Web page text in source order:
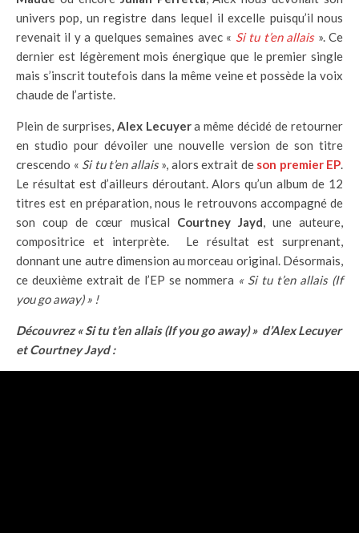
univers pop, un registre dans lequel il excelle puisqu’il nous
revenait il y a quelques semaines avec « Si tu t’en allais ». Ce
dernier est légèrement mois énergique que le premier single
mais s’inscrit toutefois dans la même veine et possède la voix
chaude de l’artiste.
Plein de surprises, Alex Lecuyera même décidé de retourner
en studio pour dévoiler une nouvelle version de son titre
crescendo « Si tu t’en allais», alors extrait de son premier EP.
Le résultat est d’ailleurs déroutant. Alors qu’un album de 12
titres est en préparation, nous le retrouvons accompagné de
son coup de cœur musical Courtney Jayd, une auteure,
compositrice et interprète. Le résultat est surprenant,
donnant une autre dimension au morceau original. Désormais,
ce deuxième extrait de l’EP se nommera « Si tu t’en allais (If
you go away) » !
Découvrez « Si tu t’en allais (If you go away) » d’Alex Lecuyer
et Courtney Jayd :